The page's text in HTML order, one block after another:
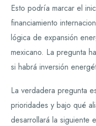
Esto podría marcar el
financiamiento
lógica de expansión
mexicano. La pregunta
si habrá inversión
La verdadera pregunta
prioridades y bajo qué
desarrollará la siguiente